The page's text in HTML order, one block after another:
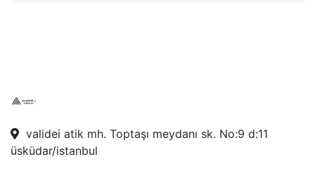
validei atik mh. Toptaşı meydanı sk. No:9 d:11
üsküdar/istanbul